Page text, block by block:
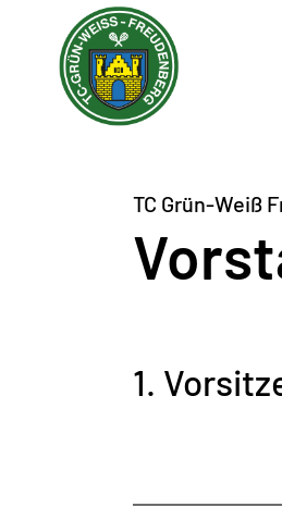
TC Grün-Weiß
1.